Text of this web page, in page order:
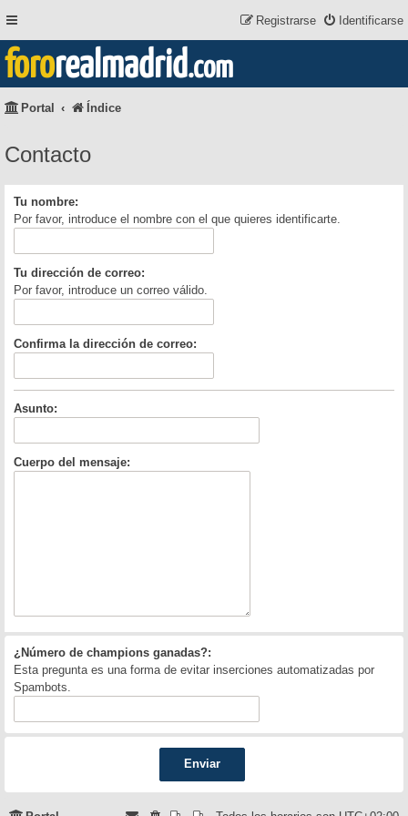
Identificarse
Registrarse
fororealmadrid.com
Portal Índice
Contacto
Tu nombre:
Por favor, introduce el nombre con el que quieres identificarte.
Tu dirección de correo:
Por favor, introduce un correo válido.
Confirma la dirección de correo:
Asunto:
Cuerpo del mensaje:
¿Número de champions ganadas?:
Esta pregunta es una forma de evitar inserciones automatizadas por
Spambots.